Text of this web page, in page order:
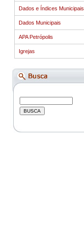
Dados e Índices Municipais
Dados Municipais
APA Petrópolis
Igrejas